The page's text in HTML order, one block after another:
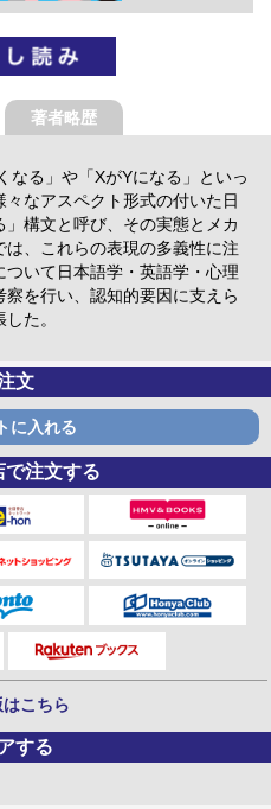
著者略歴
なる」や「XがYになる」といっ
なアスペクト形式の付いた日
構文と呼び、その実態とメカ
、これらの表現の多義性に注
いて日本語学・英語学・心理
を行い、認知的要因に支えら
た。
文
に入れる
で注文する
こちら
する